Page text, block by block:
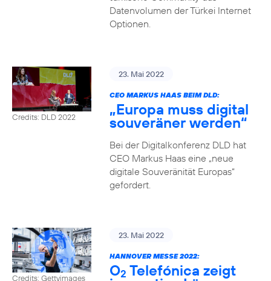
Datenvolumen der Türkei Internet
Optionen.
Credits: DLD 2022
23. Mai 2022
CEO MARKUS HAAS BEIM DLD:
„Europa muss digital
souveräner werden“
Bei der Digitalkonferenz DLD hat
CEO Markus Haas eine „neue
digitale Souveränität Europas“
gefordert.
Credits: Gettyimages
23. Mai 2022
HANNOVER MESSE 2022:
O2 Telefónica zeigt